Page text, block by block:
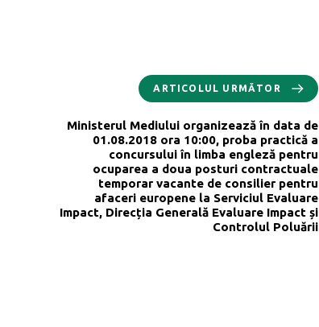
ARTICOLUL URMĂTOR
Ministerul Mediului organizează în data de
01.08.2018 ora 10:00, proba practică a
concursului în limba engleză pentru
ocuparea a doua posturi contractuale
temporar vacante de consilier pentru
afaceri europene la Serviciul Evaluare
Impact, Direcția Generală Evaluare Impact și
Controlul Poluării